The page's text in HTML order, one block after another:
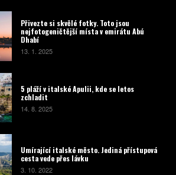
Přivezte si skvělé fotky. Toto jsou
nejfotogeničtější místa v emirátu Abú
Dhabí
13. 1. 2025
5 pláží v italské Apulii, kde se letos
zchladit
14. 8. 2025
Umírající italské město. Jediná přístupová
cesta vede přes lávku
3. 10. 2022